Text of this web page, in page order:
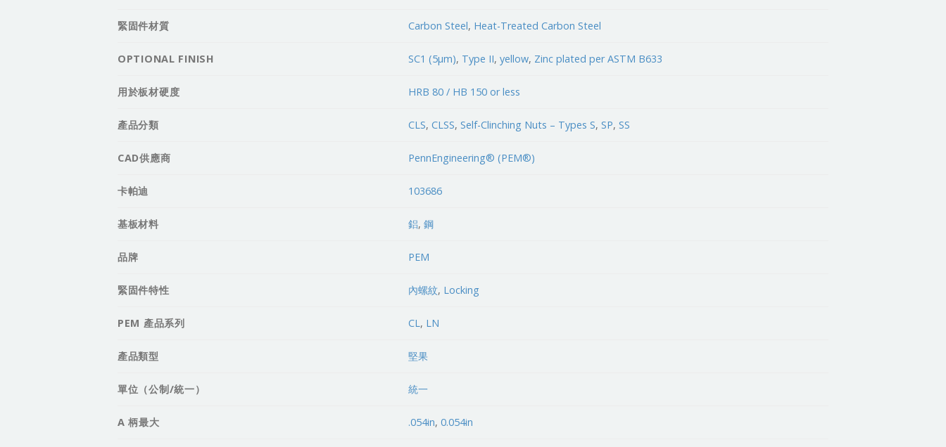
緊固件材質 Carbon Steel, Heat-Treated Carbon Steel
OPTIONAL FINISH SC1 (5µm), Type II,yellow, Zinc plated per ASTM B633
用於板材硬度 HRB 80 / HB 150 or less
產品分類 CLS,CLSS,Self-Clinching Nuts – Types S,SP,SS
CAD供應商 PennEngineering® (PEM®)
卡帕迪 103686
基板材料 鋁,鋼
品牌 PEM
緊固件特性 內螺紋, Locking
PEM 產品系列 CL, LN
產品類型 堅果
單位（公制/統一） 統一
A 柄最大 .054in,0.054in